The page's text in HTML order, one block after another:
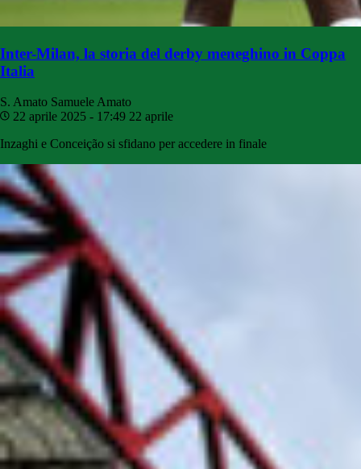
Inter-Milan, la storia del derby meneghino in Coppa
Italia
S. Amato Samuele Amato
22 aprile 2025 - 17:49 22 aprile
Inzaghi e Conceição si sfidano per accedere in finale